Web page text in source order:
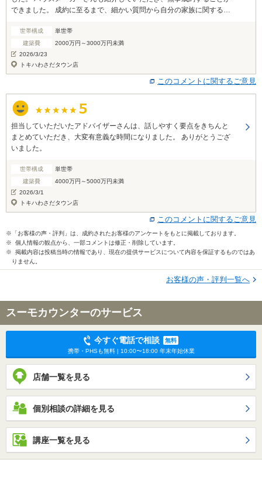
できました。 成約に至るまで、細かい質問から自分の家族に関する相
いただきました。自分が考えてやってきた事は 無駄ではなかったんだ
なと、そう思わせてくれるコメントで本当に嬉しかったです。 スーモ
に相談して良かったと思いました。
世帯構成
単世帯
建築費
2000万円～3000万円未満
2026/3/23
トキハわさだタウン店
このコメントに関するご意見
担当していただいたアドバイザーさんは、話しやすく要点をきちんと
まとめていただき、大変有意義な時間になりました。 ありがとうござ
いました。
世帯構成
単世帯
建築費
4000万円～5000万円未満
2026/3/1
トキハわさだタウン店
このコメントに関するご意見
※「お客様の声・評判」は、成約されたお客様のアンケートをもとに掲載しております。
※ 個人情報の観点から、一部コメントは修正・削除しています。
※ 掲載内容は投稿当時の情報であり、現在の提供サービスについて内容を保証するものではあ
りません。
お客様の声・評判一覧へ
スーモカウンターのサービス
今すぐ電話で相談
無料
携帯・PHSも無料 | 10:00〜18:00 年末年始休業
店舗一覧を見る
個別相談の詳細を見る
講座一覧を見る